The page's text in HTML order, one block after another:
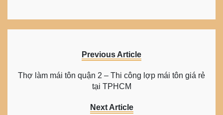
Previous Article
Thợ làm mái tôn quận 2 – Thi công lợp mái tôn giá rẻ
tại TPHCM
Next Article